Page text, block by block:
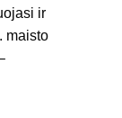
ir
maisto